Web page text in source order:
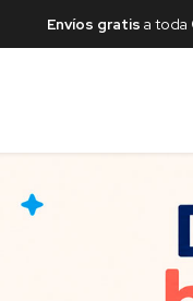
Envíos gratis a toda